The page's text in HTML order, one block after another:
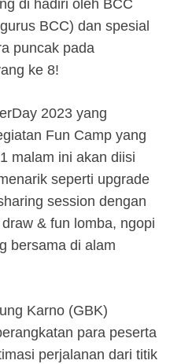
di hadiri oleh BCC
BCC) dan spesial
puncak pada
ke 8!
2023 yang
Fun Camp yang
malam ini akan diisi
seperti upgrade
session dengan
& fun lomba, ngopi
bersama di alam
Karno (GBK)
para peserta
perjalanan dari titik